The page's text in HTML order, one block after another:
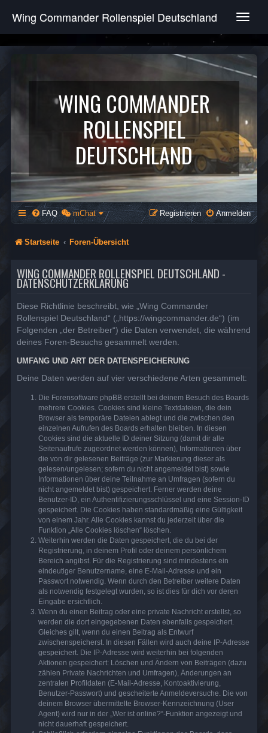
T
g
e
v
g
a
t
i
o
n
Wing Commander Rollenspiel Deutschland
WING COMMANDER
ROLLENSPIEL
DEUTSCHLAND
FAQ mChat Anmelden
Registrieren
Startseite Foren-Übersicht
WING COMMANDER ROLLENSPIEL DEUTSCHLAND -
DATENSCHUTZERKLÄRUNG
Diese Richtlinie beschreibt, wie „Wing Commander
Rollenspiel Deutschland“ („https://wingcommander.de“) (im
Folgenden „der Betreiber“) die Daten verwendet, die während
deines Foren-Besuchs gesammelt werden.
UMFANG UND ART DER DATENSPEICHERUNG
Deine Daten werden auf vier verschiedene Arten gesammelt:
Die Forensoftware phpBB erstellt bei deinem Besuch des Boards
mehrere Cookies. Cookies sind kleine Textdateien, die dein
Browser als temporäre Dateien ablegt und die zwischen den
einzelnen Aufrufen des Boards erhalten bleiben. In diesen
Cookies sind die aktuelle ID deiner Sitzung (damit dir alle
Seitenaufrufe zugeordnet werden können), Informationen über
die von dir gelesenen Beiträge (zur Markierung dieser als
gelesen/ungelesen; sofern du nicht angemeldet bist) sowie
Informationen über deine Teilnahme an Umfragen (sofern du
nicht angemeldet bist) gespeichert. Ferner werden deine
Benutzer-ID, ein Authentifizierungsschlüssel und eine Session-ID
gespeichert. Die Cookies haben standardmäßig eine Gültigkeit
von einem Jahr. Alle Cookies kannst du jederzeit über die
Funktion „Alle Cookies löschen“ löschen.
Weiterhin werden die Daten gespeichert, die du bei der
Registrierung, in deinem Profil oder deinem persönlichem
Bereich angibst. Für die Registrierung sind mindestens ein
eindeutiger Benutzername, eine E-Mail-Adresse und ein
Passwort notwendig. Wenn durch den Betreiber weitere Daten
als notwendig festgelegt wurden, so ist dies für dich vor deren
Eingabe ersichtlich.
Wenn du einen Beitrag oder eine private Nachricht erstellst, so
werden die dort eingegebenen Daten ebenfalls gespeichert.
Gleiches gilt, wenn du einen Beitrag als Entwurf
zwischenspeicherst. In diesen Fällen wird auch deine IP-Adresse
gespeichert. Die IP-Adresse wird weiterhin bei folgenden
Aktionen gespeichert: Löschen und Ändern von Beiträgen (dazu
zählen Private Nachrichten und Umfragen), Änderungen an
zentralen Profildaten (E-Mail-Adresse, Kontoaktivierung,
Benutzer-Passwort) und gescheiterte Anmeldeversuche. Die von
deinem Browser übermittelte Browser-Kennzeichnung (User
Agent) wird nur in der „Wer ist online?“-Funktion angezeigt und
nicht dauerhaft gespeichert.